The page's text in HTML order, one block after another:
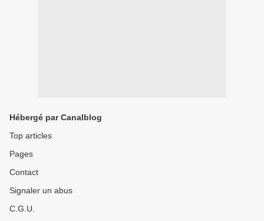
Hébergé par Canalblog
Top articles
Pages
Contact
Signaler un abus
C.G.U.